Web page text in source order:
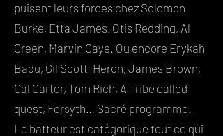
puisent leurs forces chez Solomon
Burke, Etta James, Otis Redding, Al
Green, Marvin Gaye. Ou encore Erykah
Badu, Gil Scott-Heron, James Brown,
Cal Carter, Tom Rich, A Tribe called
quest, Forsyth… Sacré programme.
Le batteur est catégorique tout ce qui